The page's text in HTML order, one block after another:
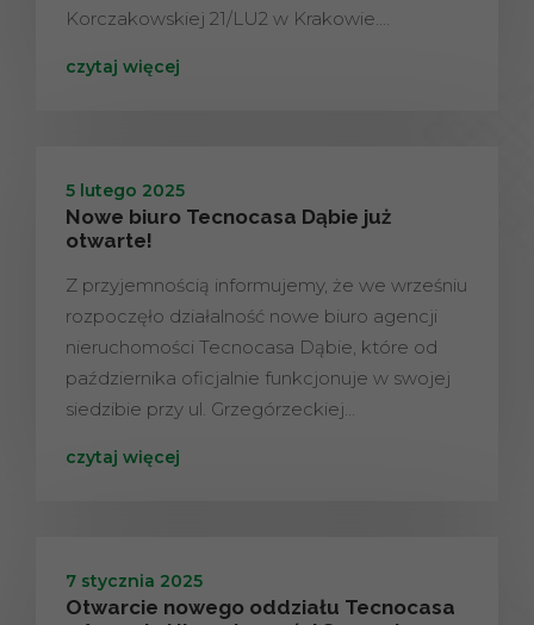
Korczakowskiej 21/LU2 w Krakowie.…
czytaj więcej
5 lutego 2025
Nowe biuro Tecnocasa Dąbie już
otwarte!
Z przyjemnością informujemy, że we wrześniu
rozpoczęło działalność nowe biuro agencji
nieruchomości Tecnocasa Dąbie, które od
października oficjalnie funkcjonuje w swojej
siedzibie przy ul. Grzegórzeckiej…
czytaj więcej
7 stycznia 2025
Otwarcie nowego oddziału Tecnocasa